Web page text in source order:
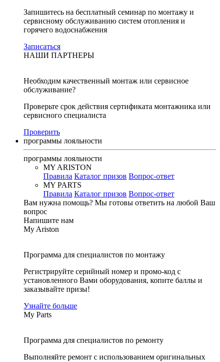
Запишитесь на бесплатный семинар по монтажу и
сервисному обслуживанию систем отопления и
горячего водоснабжения
Записаться
НАШИ ПАРТНЕРЫ
Необходим качественный монтаж или сервисное
обслуживание?
Проверьте срок действия сертификата монтажника или
сервисного специалиста
Проверить
программы лояльности
программы лояльности
MY ARISTON
Правила Каталог призов Вопрос-ответ
MY PARTS
Правила Каталог призов Вопрос-ответ
Вам нужна помощь? Мы готовы ответить на любой Ваш
вопрос
Напишите нам
My Ariston
Программа для специалистов по монтажу
Регистрируйте серийный номер и промо-код с
установленного Вами оборудования, копите баллы и
заказывайте призы!
Узнайте больше
My Parts
Программа для специалистов по ремонту
Выполняйте ремонт с использованием оригинальных